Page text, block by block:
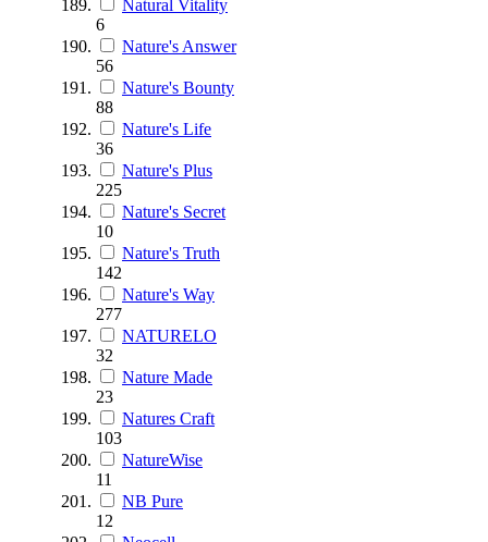
Natural Vitality
6
Nature's Answer
56
Nature's Bounty
88
Nature's Life
36
Nature's Plus
225
Nature's Secret
10
Nature's Truth
142
Nature's Way
277
NATURELO
32
Nature Made
23
Natures Craft
103
NatureWise
11
NB Pure
12